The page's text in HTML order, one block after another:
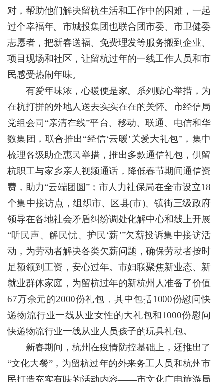
对，帮助他们解决留杭生活和工作中的困难，一起
过个幸福年。市城投集团也联合团市委、市卫健委
志愿者，把新春送福、免费理发等服务搬到企业、
项目现场和社区，让留杭过年的一线工作人员和市
民感受热闹年味。
有爱年味浓，心暖便是家。系列贴心举措，为
在杭打拼的外地人送去实实在在的关怀。市经信局
党组会同“亲清在线”平台、移动、联通、电信和华
数集团，联合推出“经信‘云暖’关爱大礼包”，集中
梳理各级助企惠民举措，推出多款通信礼包，供留
杭职工与家乡亲人视频通话，降低春节期间通信资
费，助力“云端团圆”；市人力社保局在全市设立18
个集中接访点，组织市、区县(市)、镇街三级政府
领导在各地社会矛盾纠纷调处化解中心和线上开展
“听民声、解民忧、护民‘薪’”欠薪投诉集中接访活
动，为劳动者解决各类欠薪问题，确保劳动者按时
足额领到工资，安心过年。市妇联聚焦新业态、新
就业群体家庭，为留杭过年的新杭州人准备了价值
67万余元的2000份礼包，其中包括1000份慰问快
递物流行业一线从业女性的大礼包和1000份慰问
快递物流行业一线从业人员孩子的玩具礼包。
新春期间，杭州在疫情防控基础上，还推出了
“文化大餐”，为留杭过年的外来务工人员和杭州市
民打造充实有味的活动内容——市文化广电旅游局